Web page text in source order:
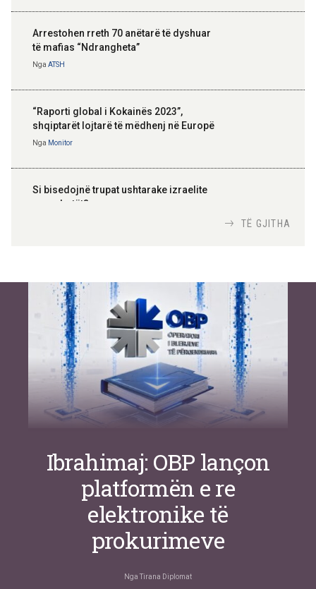
Arrestohen rreth 70 anëtarë të dyshuar
të mafias “Ndrangheta”
Nga ATSH
“Raporti global i Kokainës 2023”,
shqiptarët lojtarë të mëdhenj në Europë
Nga Monitor
Si bisedojnë trupat ushtarake izraelite
me robotët?
inteligjente izraelite
Or Shalom
TË GJITHA
Ibrahimaj: OBP lançon
platformën e re
elektronike të
prokurimeve
Nga Tirana Diplomat